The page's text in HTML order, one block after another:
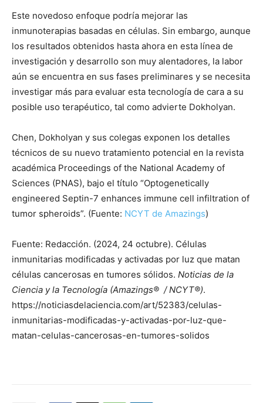
Este novedoso enfoque podría mejorar las
inmunoterapias basadas en células. Sin embargo, aunque
los resultados obtenidos hasta ahora en esta línea de
investigación y desarrollo son muy alentadores, la labor
aún se encuentra en sus fases preliminares y se necesita
investigar más para evaluar esta tecnología de cara a su
posible uso terapéutico, tal como advierte Dokholyan.
Chen, Dokholyan y sus colegas exponen los detalles
técnicos de su nuevo tratamiento potencial en la revista
académica Proceedings of the National Academy of
Sciences (PNAS), bajo el título “Optogenetically
engineered Septin-7 enhances immune cell infiltration of
tumor spheroids”. (Fuente: NCYT de Amazings)
Fuente: Redacción. (2024, 24 octubre). Células
inmunitarias modificadas y activadas por luz que matan
células cancerosas en tumores sólidos. Noticias de la
Ciencia y la Tecnología (Amazings® / NCYT®).
https://noticiasdelaciencia.com/art/52383/celulas-
inmunitarias-modificadas-y-activadas-por-luz-que-
matan-celulas-cancerosas-en-tumores-solidos